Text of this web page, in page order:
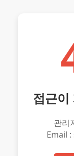
접근이
관리
Email